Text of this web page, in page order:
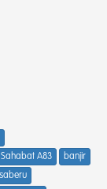
Sahabat A83
banjir